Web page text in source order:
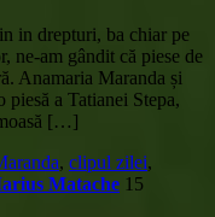
in drepturi, ba chiar pe
ne-am gândit că piese de
Anamaria Maranda și
a Tatianei Stepa,
[…]
, clipul zilei,
Matache 15